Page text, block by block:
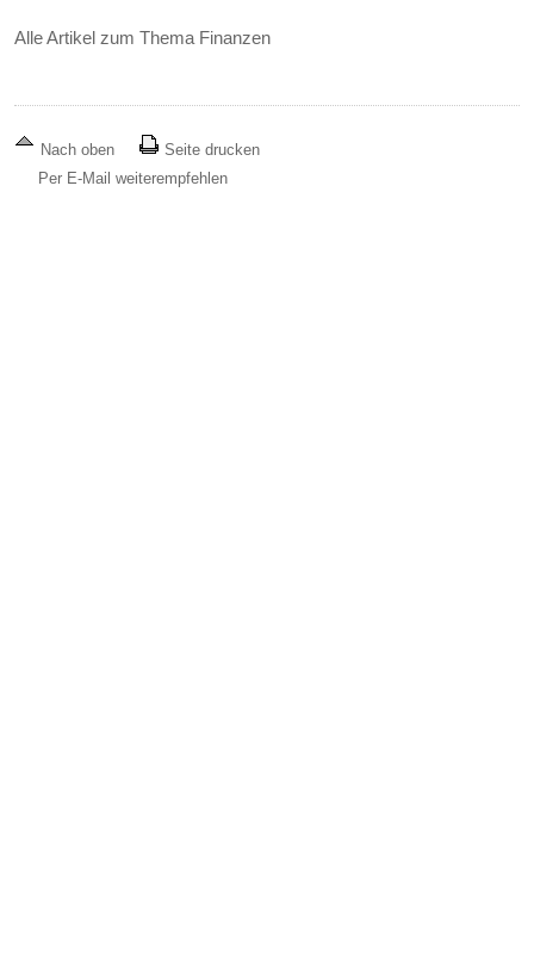
Alle Artikel zum Thema Finanzen
Nach oben
Seite drucken
Per E-Mail weiterempfehlen